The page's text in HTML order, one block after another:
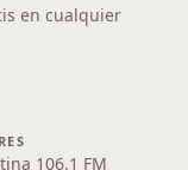
en cualquier
106.1 FM